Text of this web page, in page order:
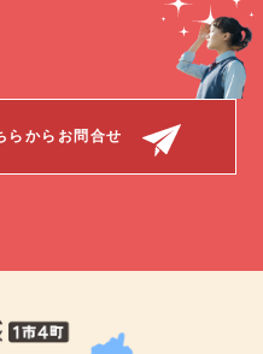
らからお問合せ